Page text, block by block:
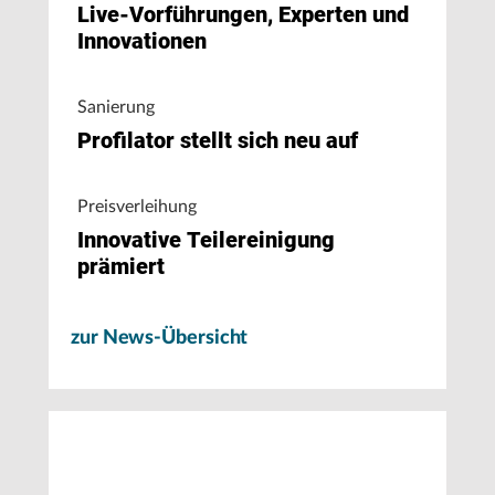
Live-Vorführungen, Experten und
Innovationen
Sanierung
Profilator stellt sich neu auf
Preisverleihung
Innovative Teilereinigung
prämiert
zur News-Übersicht